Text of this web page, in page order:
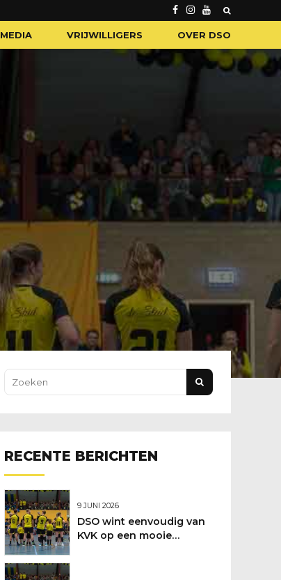
MEDIA VRIJWILLIGERS OVER DSO
RECENTE BERICHTEN
9 JUNI 2026
DSO wint eenvoudig van
KVK op een mooie